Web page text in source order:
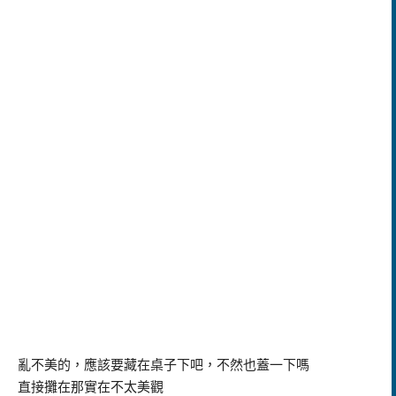
亂不美的，應該要藏在桌子下吧，不然也蓋一下嗎
直接攤在那實在不太美觀